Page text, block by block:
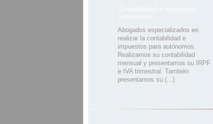
Abogados especializados en
realizar la contabilidad e
impuestos para autónomos.
Realizamos su contabilidad
mensual y presentamos su IRPF
e IVA trimestral. También
presentamos su (...)